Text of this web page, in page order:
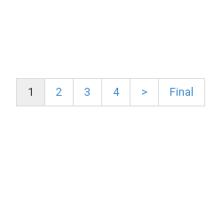
1 2 3 4 > Final